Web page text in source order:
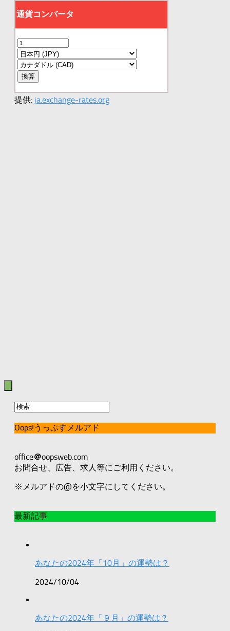
提供: ja.exchange-rates.org
Oops!うっぷすメルアド
office＠oopsweb.com
お問合せ、広告、求人等にご利用ください。
※メルアドの@を小文字にしてください。
最新記事
あなたの2024年「10月」の運勢は？
2024/10/04
あなたの2024年「９月」の運勢は？